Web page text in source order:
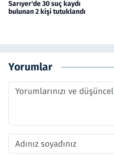
Sarıyer'de 30 suç kaydı
bulunan 2 kişi tutuklandı
Yorumlar